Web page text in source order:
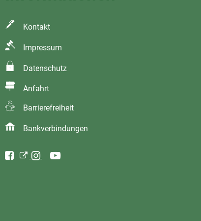
Kontakt
Impressum
Datenschutz
Anfahrt
Barrierefreiheit
Bankverbindungen